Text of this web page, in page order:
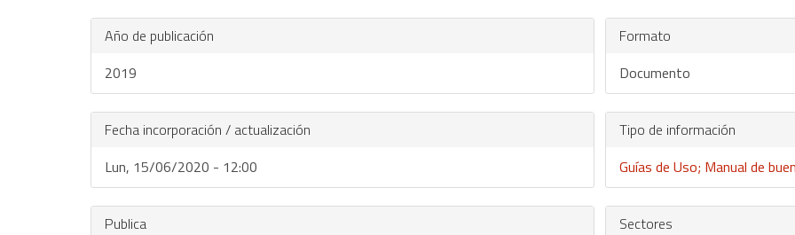
Año de publicación
2019
Fecha incorporación / actualización
Lun, 15/06/2020 - 12:00
Publica
Formato
Documento
Tipo de información
Guías de Uso; Manual de
Sectores